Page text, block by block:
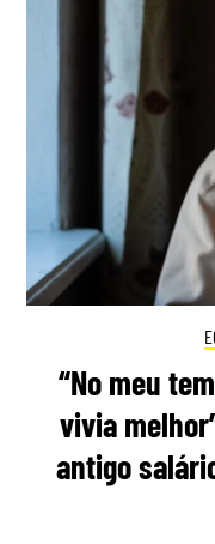
“No meu
vivia
antigo